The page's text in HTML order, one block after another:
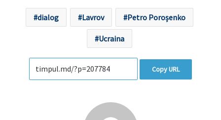
dialog Lavrov Petro Poroșenko
Ucraina
Copy URL